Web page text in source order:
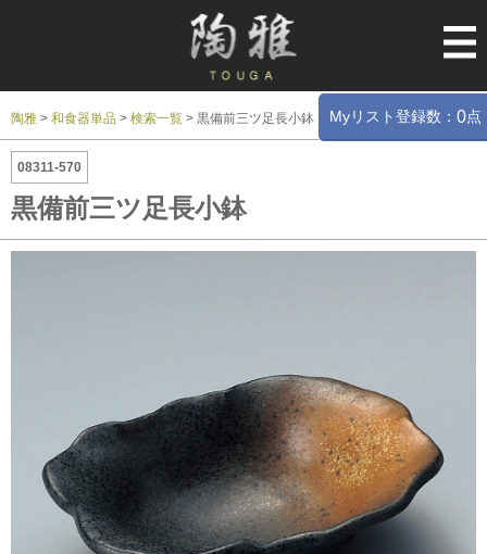
Myリスト登録数： 0点
陶雅 > 和食器単品 > 検索一覧 > 黒備前三ツ足長小鉢
08311-570
黒備前三ツ足長小鉢